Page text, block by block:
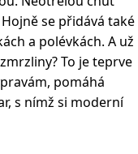
se přidává také
a polévkách. A už
To je teprve
pomáhá
s nímž si moderní